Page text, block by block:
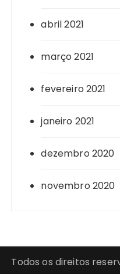
abril 2021
março 2021
fevereiro 2021
janeiro 2021
dezembro 2020
novembro 2020
Todos os direitos